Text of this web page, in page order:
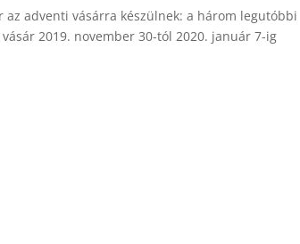
adventi vásárra készülnek: a három legutóbbi
2019. november 30-tól 2020. január 7-ig